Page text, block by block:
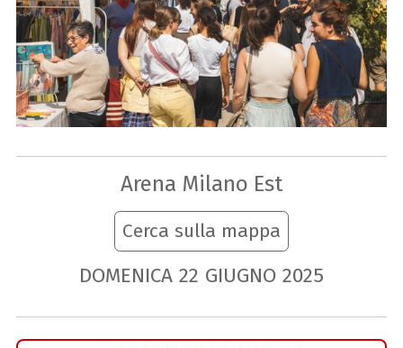
Arena Milano Est
Cerca sulla mappa
DOMENICA 22 GIUGNO 2025